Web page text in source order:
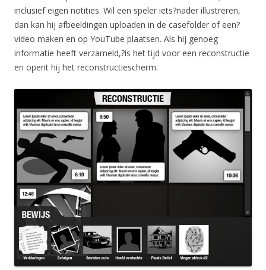
inclusief eigen notities. Wil een speler iets?nader illustreren,
dan kan hij afbeeldingen uploaden in de casefolder of een?
video maken en op YouTube plaatsen. Als hij genoeg
informatie heeft verzameld,?is het tijd voor een reconstructie
en opent hij het reconstructiescherm.